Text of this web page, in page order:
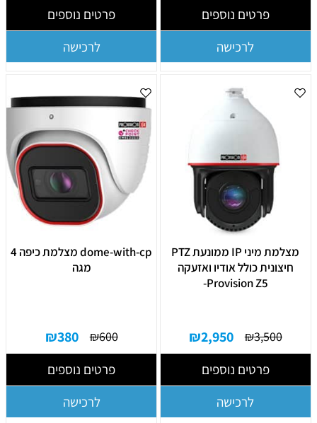
פרטים נוספים
לרכישה
פרטים נוספים
לרכישה
מצלמת מיני IP ממונעת PTZ
חיצונית כולל אודיו ואזעקה
Provision Z5-
₪3,500
₪2,950
פרטים נוספים
לרכישה
dome-with-cp מצלמת כיפה 4
מגה
₪600
₪380
פרטים נוספים
לרכישה